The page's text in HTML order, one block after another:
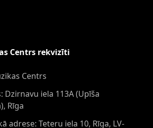
Centrs rekvizīti
Centrs
Dzirnavu iela 113A (Upīša
Rīga
adrese: Teteru iela 10, Rīga, LV-